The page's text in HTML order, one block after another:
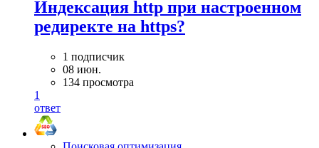
Индексация http при настроенном
редиректе на https?
1 подписчик
08 июн.
134 просмотра
1
ответ